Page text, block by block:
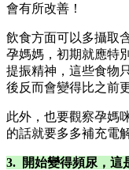
會有所改善！
飲食方面可以多攝取
孕媽媽，初期就應特
提振精神，這些食物
後反而會變得比之前
此外，也要觀察孕媽
的話就要多多補充電
3. 開始變得頻尿，這